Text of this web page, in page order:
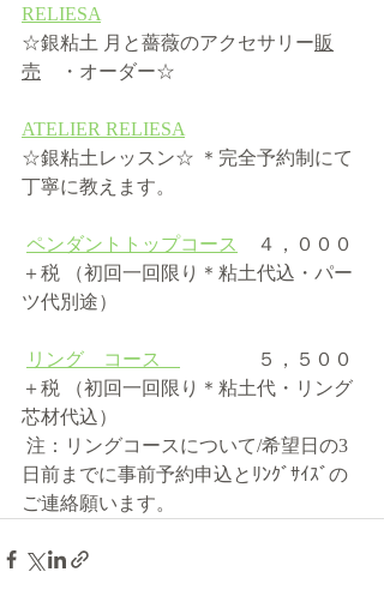
RELIESA
☆銀粘土 月と薔薇のアクセサリー販
売 ・オーダー☆
ATELIER RELIESA
☆銀粘土レッスン☆ ＊完全予約制にて
丁寧に教えます。
ペンダントトップコース
４，０００
＋税 （初回一回限り＊粘土代込・パー
ツ代別途）
リング　コース
５，５００
＋税 （初回一回限り＊粘土代・リング
芯材代込）
日前までに事前予約申込とﾘﾝｸﾞｻｲｽﾞの
ご連絡願います。